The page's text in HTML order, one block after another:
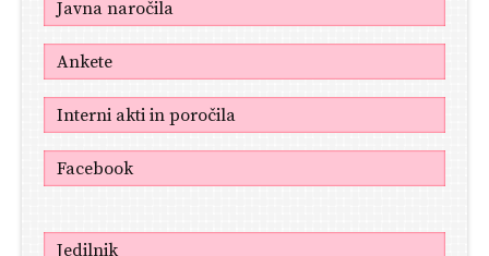
Javna naročila
Ankete
Interni akti in poročila
Facebook
Jedilnik